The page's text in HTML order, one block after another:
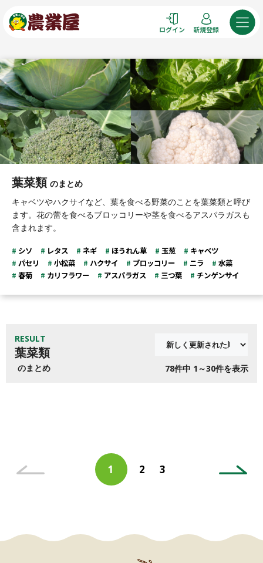
ン
ツ
へ
ス
キ
ッ
プ
ログイン 新規登録
葉菜類 のまとめ
キャベツやハクサイなど、葉を食べる野菜のことを葉菜類と呼び
ます。花の蕾を食べるブロッコリーや茎を食べるアスパラガスも
含まれます。
シソ レタス ネギ ほうれん草 玉葱
キャベツ
パセリ
小松菜 ハクサイ ブロッコリー ニラ
水菜
春菊
カリフラワー アスパラガス 三つ葉 チンゲンサイ
RESULT
葉菜類
のまとめ 78件中 1～30件を表示
稿
ー
ペ
1
ペ
2
ペ
3